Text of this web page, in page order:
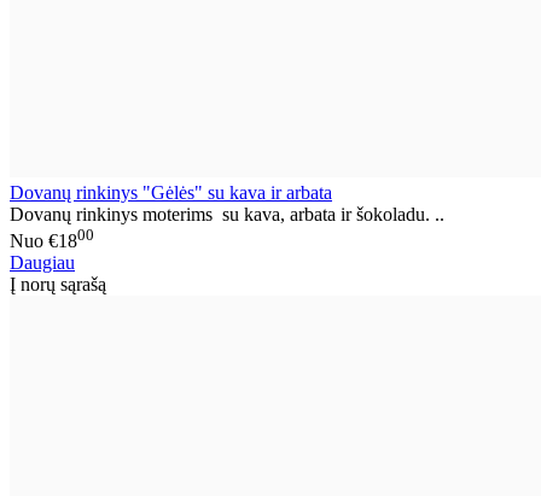
Dovanų rinkinys "Gėlės" su kava ir arbata
Dovanų rinkinys moterims su kava, arbata ir šokoladu. ..
Nuo €1800
Daugiau
Į norų sąrašą